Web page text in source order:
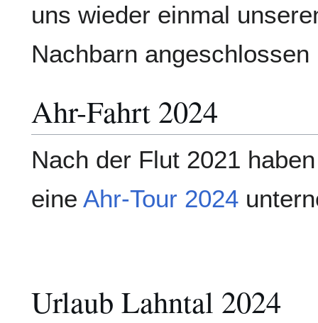
uns wieder einmal
Nachbarn angeschlossen
Ahr-Fahrt 2024
Nach der Flut 2021
eine Ahr-Tour 2024
Urlaub Lahntal 2024